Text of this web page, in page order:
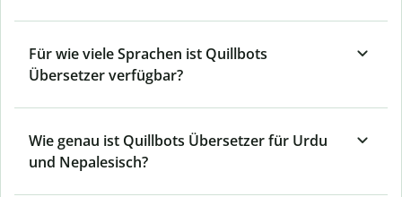
Für wie viele Sprachen ist Quillbots
Übersetzer verfügbar?
Wie genau ist Quillbots Übersetzer für Urdu
und Nepalesisch?